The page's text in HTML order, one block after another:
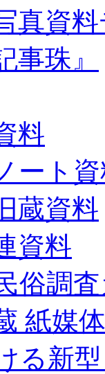
真資
事珠』
料
ート
蔵資料
資料
調査
紙媒
る新